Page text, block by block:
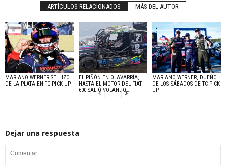
ARTÍCULOS RELACIONADOS MÁS DEL AUTOR
MARIANO WERNER SE HIZO
DE LA PLATA EN TC PICK UP
EL PIÑÓN EN OLAVARRÍA,
HASTA EL MOTOR DEL FIAT
600 SALIÓ VOLANDO…
MARIANO WERNER, DUEÑO
DE LOS SÁBADOS DE TC PICK
UP
Dejar una respuesta